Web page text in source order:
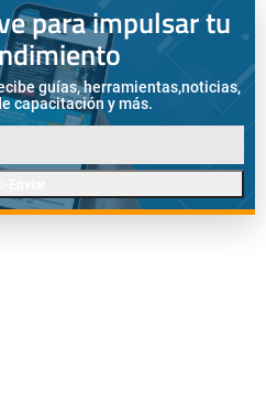
para impulsar tu
guías, herramientas,noticias,
capacitación y más.